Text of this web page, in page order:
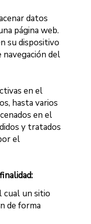
datos
página web.
su dispositivo
navegación del
en el
hasta varios
en el
y tratados
el
cual un sitio
de forma